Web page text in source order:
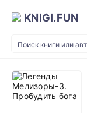
KNIGI.FUN